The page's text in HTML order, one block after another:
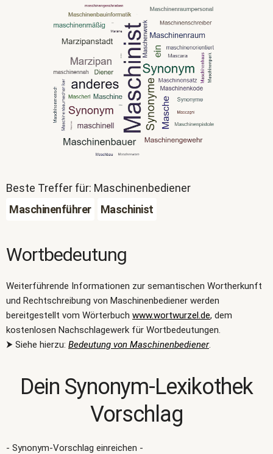
Beste Treffer für: Maschinenbediener
Maschinenführer
Maschinist
Wortbedeutung
Weiterführende Informationen zur semantischen Wortherkunft
und Rechtschreibung von Maschinenbediener werden
bereitgestellt vom Wörterbuch www.wortwurzel.de, dem
kostenlosen Nachschlagewerk für Wortbedeutungen.
⮞ Siehe hierzu: Bedeutung von Maschinenbediener.
Dein Synonym-Lexikothek
Vorschlag
- Synonym-Vorschlag einreichen -